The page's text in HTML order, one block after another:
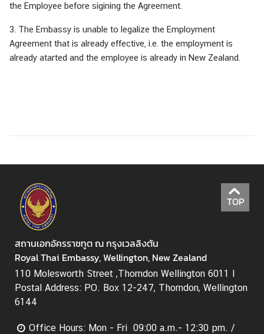
the Employee before sigining the Agreement.
3. The Embassy is unable to legalize the Employment
Agreement that is already effective, i.e. the employment is
already atarted and the employee is already in New Zealand.
TOP
สถานเอกอัครราชทูต ณ กรุงเวลลิงตัน
Royal Thai Embassy, Wellington, New Zealand
110 Molesworth Street ,Thorndon Wellington 6011 I
Postal Address: PO. Box 12-247, Thorndon, Wellington
6144
Office Hours: Mon - Fri 09:00 a.m.- 12:30 pm. /